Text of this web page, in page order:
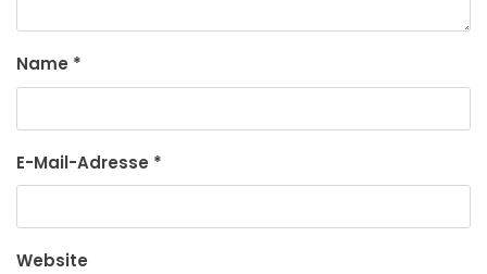
Name *
E-Mail-Adresse *
Website